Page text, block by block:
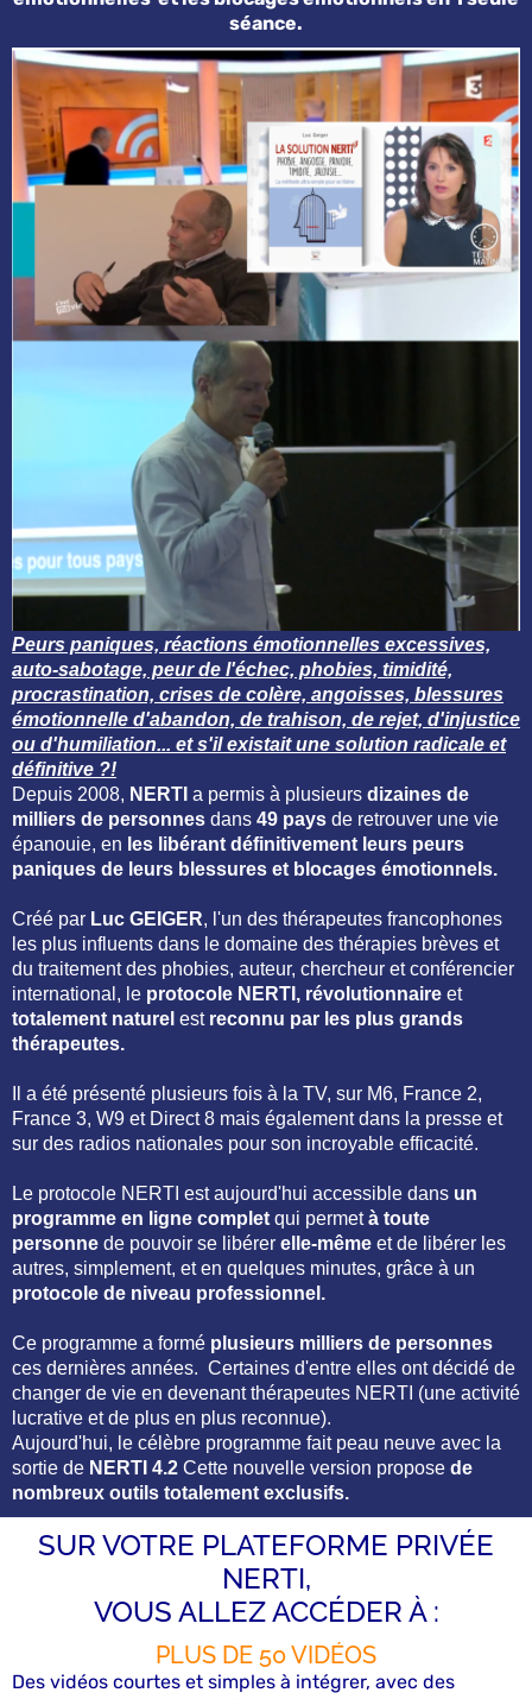
séance.
Peurs paniques, réactions émotionnelles excessives,
auto-sabotage, peur de l'échec, phobies, timidité,
procrastination, crises de colère, angoisses, blessures
émotionnelle d'abandon, de trahison, de rejet, d'injustice
ou d'humiliation... et s'il existait une solution radicale et
définitive ?!
Depuis 2008, NERTI a permis à plusieurs dizaines de
milliers de personnes dans 49 pays de retrouver une vie
épanouie, en les libérant définitivement leurs peurs
paniques de leurs blessures et blocages émotionnels.
Créé par Luc GEIGER, l'un des thérapeutes francophones
les plus influents dans le domaine des thérapies brèves et
du traitement des phobies, auteur, chercheur et conférencier
international, le protocole NERTI, révolutionnaire et
totalement naturel est reconnu par les plus grands
thérapeutes.
Il a été présenté plusieurs fois à la TV, sur M6, France 2,
France 3, W9 et Direct 8 mais également dans la presse et
sur des radios nationales pour son incroyable efficacité.
Le protocole NERTI est aujourd'hui accessible dans un
programme en ligne complet qui permetà toute
personne de pouvoir se libérer elle-même et de libérer les
autres, simplement, et en quelques minutes, grâce à un
protocole de niveau professionnel.
Ce programme a formé plusieurs milliers de personnes
ces dernières années. Certaines d'entre elles ont décidé de
changer de vie en devenant thérapeutes NERTI (une activité
lucrative et de plus en plus reconnue).
Aujourd'hui, le célèbre programme fait peau neuve avec la
sortie de NERTI 4.2 Cette nouvelle version propose de
nombreux outils totalement exclusifs.
SUR VOTRE PLATEFORME PRIVÉE
NERTI,
VOUS ALLEZ ACCÉDER À :
PLUS DE 50 VIDÉOS
Des vidéos courtes et simples à intégrer, avec des